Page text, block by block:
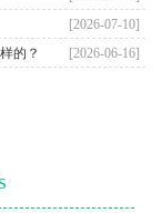
[2026-07-10]
[2026-06-16]
的？